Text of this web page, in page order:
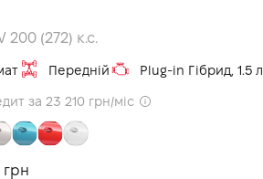
200 (272) к.с.
Передній Plug-in Гібрид, 1.5 л
за 23 210 грн/міс
грн